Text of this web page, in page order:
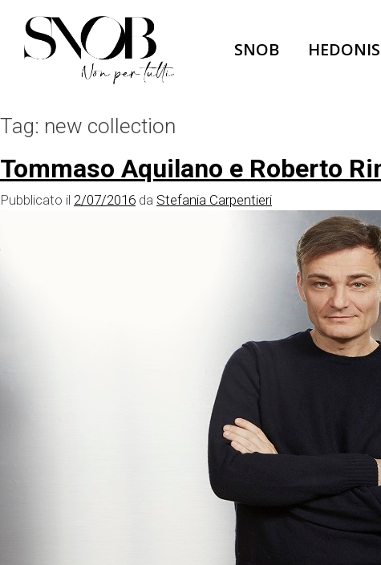
content
SNOB
Tag: new collection
Tommaso Aquilano e Roberto
Pubblicato il 2/07/2016 da Stefania Carpentieri